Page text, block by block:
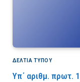
ΔΕΛΤΙΑ ΤΥΠΟΥ
Υπ΄ αριθμ. πρωτ.